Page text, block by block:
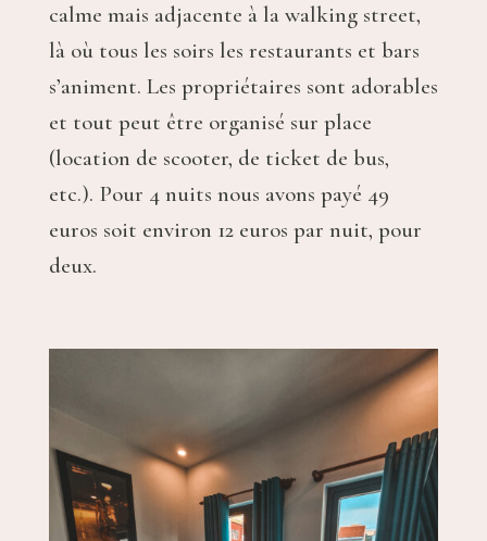
calme mais adjacente à la walking street,
là où tous les soirs les restaurants et bars
s’animent. Les propriétaires sont adorables
et tout peut être organisé sur place
(location de scooter, de ticket de bus,
etc.). Pour 4 nuits nous avons payé 49
euros soit environ 12 euros par nuit, pour
deux.